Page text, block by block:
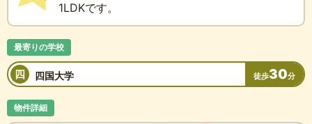
1LDKです。
最寄りの学校
四 四国大学 徒歩30分
物件詳細